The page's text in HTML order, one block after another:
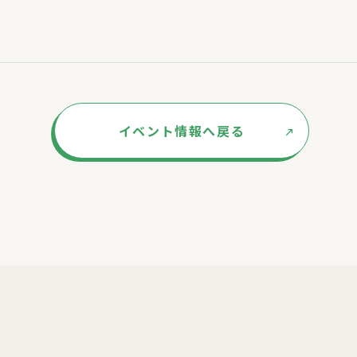
イベント情報へ戻る